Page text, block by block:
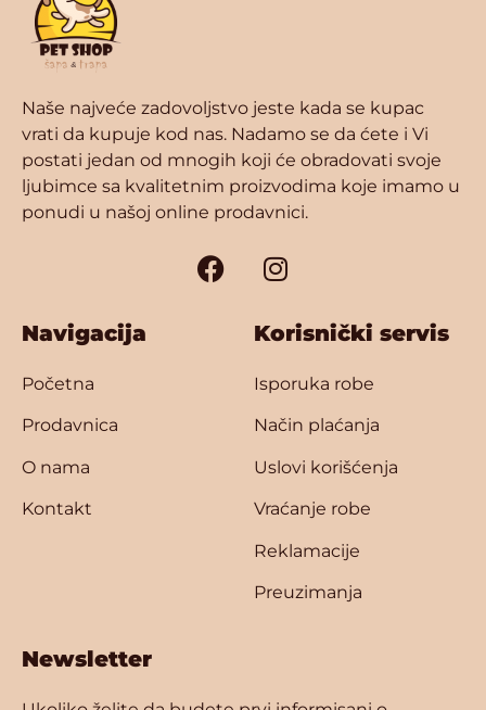
Naše najveće zadovoljstvo jeste kada se kupac
vrati da kupuje kod nas. Nadamo se da ćete i Vi
postati jedan od mnogih koji će obradovati svoje
ljubimce sa kvalitetnim proizvodima koje imamo u
ponudi u našoj online prodavnici.
Navigacija
Početna
Prodavnica
O nama
Kontakt
Korisnički servis
Isporuka robe
Način plaćanja
Uslovi korišćenja
Vraćanje robe
Reklamacije
Preuzimanja
Newsletter